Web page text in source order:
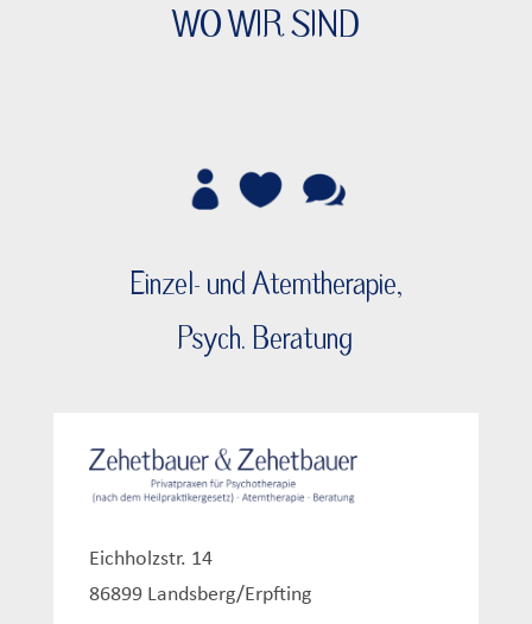
WO WIR SIND
Einzel- und Atemtherapie,
Psych. Beratung
Eichholzstr. 14
86899 Landsberg/Erpfting